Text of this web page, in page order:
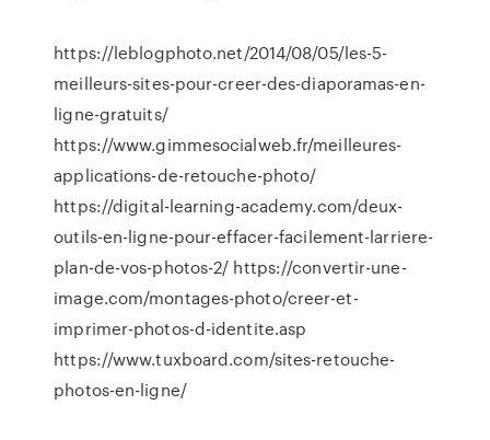
https://leblogphoto.net/2014/08/05/les-5-
meilleurs-sites-pour-creer-des-diaporamas-en-
ligne-gratuits/
https://www.gimmesocialweb.fr/meilleures-
applications-de-retouche-photo/
https://digital-learning-academy.com/deux-
outils-en-ligne-pour-effacer-facilement-larriere-
plan-de-vos-photos-2/ https://convertir-une-
image.com/montages-photo/creer-et-
imprimer-photos-d-identite.asp
https://www.tuxboard.com/sites-retouche-
photos-en-ligne/